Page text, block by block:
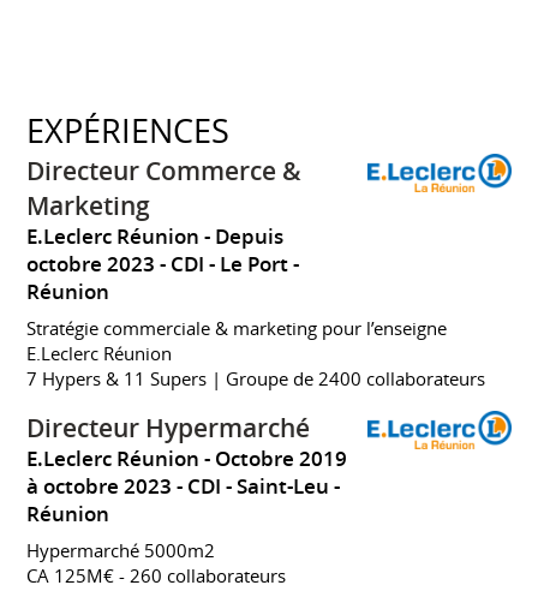
EXPÉRIENCES
Directeur Commerce &
Marketing
E.Leclerc Réunion
Depuis
octobre 2023 CDI
Le Port
Réunion
Stratégie commerciale & marketing pour l’enseigne
E.Leclerc Réunion
7 Hypers & 11 Supers | Groupe de 2400 collaborateurs
Directeur Hypermarché
E.Leclerc Réunion
Octobre 2019
à octobre 2023 CDI
Saint-Leu
Réunion
Hypermarché 5000m2
CA 125M€ - 260 collaborateurs